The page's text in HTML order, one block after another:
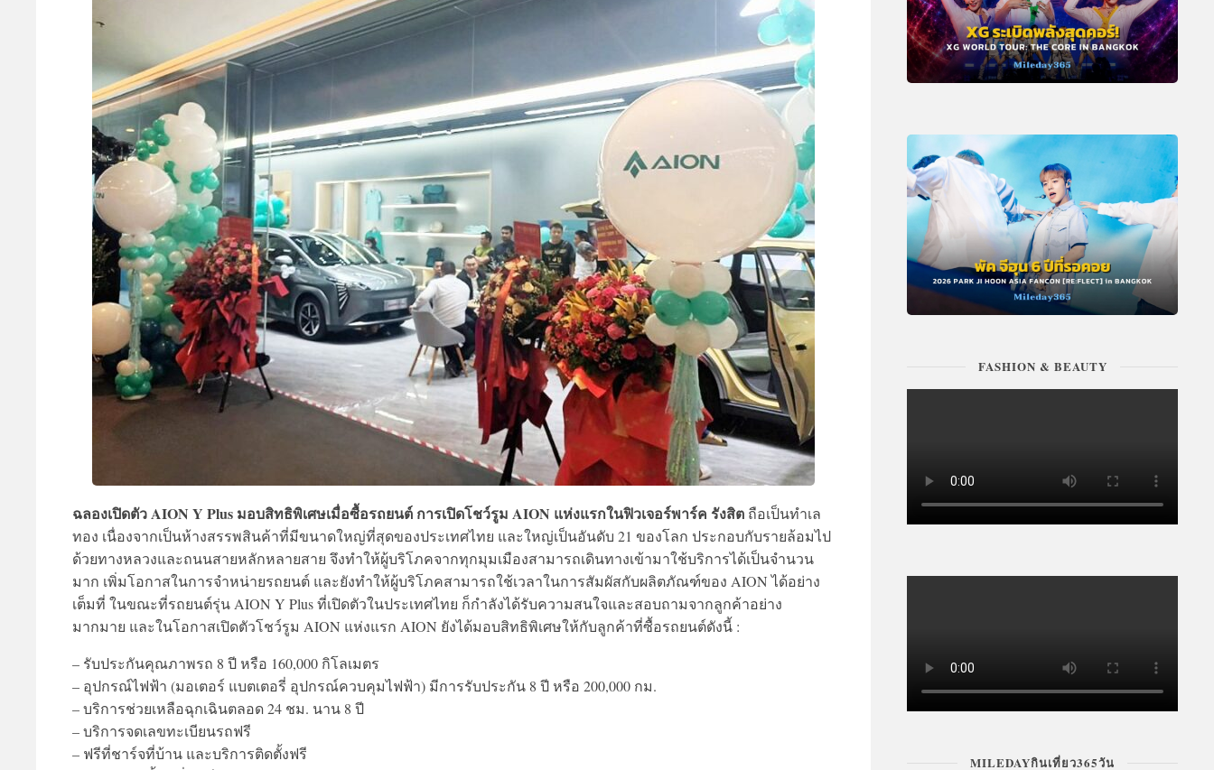
ฉลองเปิดตัว AION Y Plus มอบสิทธิพิเศษเมื่อซื้อรถยนต์ การเปิดโชว์รูม AION แห่งแรกในฟิวเจอร์พาร์ค รังสิต ถือเป็นทำเล
ทอง เนื่องจากเป็นห้างสรรพสินค้าที่มีขนาดใหญ่ที่สุดของประเทศไทย และใหญ่เป็นอันดับ 21 ของโลก ประกอบกับรายล้อมไป
ด้วยทางหลวงและถนนสายหลักหลายสาย จึงทำให้ผู้บริโภคจากทุกมุมเมืองสามารถเดินทางเข้ามาใช้บริการได้เป็นจำนวน
มาก เพิ่มโอกาสในการจำหน่ายรถยนต์ และยังทำให้ผู้บริโภคสามารถใช้เวลาในการสัมผัสกับผลิตภัณฑ์ของ AION ได้อย่าง
เต็มที่ ในขณะที่รถยนต์รุ่น AION Y Plus ที่เปิดตัวในประเทศไทย ก็กำลังได้รับความสนใจและสอบถามจากลูกค้าอย่าง
มากมาย และในโอกาสเปิดตัวโชว์รูม AION แห่งแรก AION ยังได้มอบสิทธิพิเศษให้กับลูกค้าที่ซื้อรถยนต์ดังนี้ :
– รับประกันคุณภาพรถ 8 ปี หรือ 160,000 กิโลเมตร
– อุปกรณ์ไฟฟ้า (มอเตอร์ แบตเตอรี่ อุปกรณ์ควบคุมไฟฟ้า) มีการรับประกัน 8 ปี หรือ 200,000 กม.
– บริการช่วยเหลือฉุกเฉินตลอด 24 ชม. นาน 8 ปี
– บริการจดเลขทะเบียนรถฟรี
– ฟรีที่ชาร์จที่บ้าน และบริการติดตั้งฟรี
FASHION & BEAUTY
MILEDAYกินเที่ยว365วัน